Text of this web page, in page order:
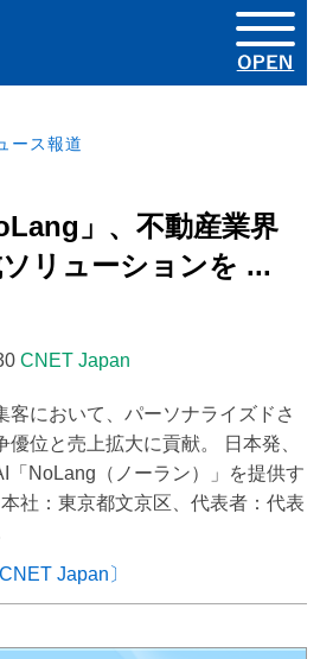
ース報道
」、不動産業界
リューションを ...
CNET Japan
客において、パーソナライズドさ
位と売上拡大に貢献。 日本発、
「NoLang（ノーラン）」を提供す
社：東京都文京区、代表者：代表
Japan〕